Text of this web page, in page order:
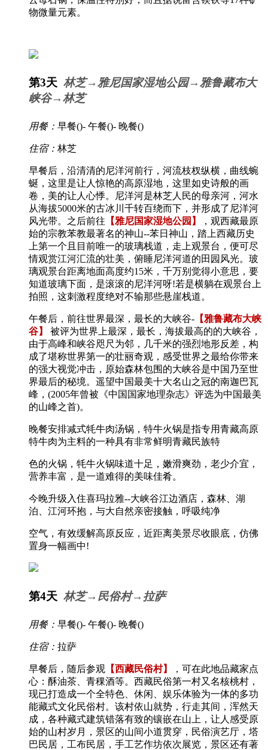
物微量元素。
第3天 林芝→雅尼国家湿地公园→雅鲁藏布大
峡谷→林芝
用餐： 早餐()- 午餐()- 晚餐()
住宿： 林芝
早餐后，沿清清的尼洋河前行，河流枝杈纵横，曲线蜿
蜒，这里是让人惊艳的高原湿地，这里如史诗般的画
卷，美的让人心悸。尼洋河是林芝人民的母亲河，河水
从海拔5000米的古冰川千转百绕而下，并形成了尼洋河
风光带。之后前往 【雅尼国家湿地公园】
，观西藏最原
始的宗教苯教最著名的神山--苯日神山，踏上西藏历史
上第一个且目前唯一的玻璃栈道，走上观景台，便可尽
情观赏江河汇流的壮美，俯睡尼洋河道的田园风光。玻
璃观景台距离地面高度约15米，千万别觉得小意思，要
知道玻璃下面，是滚滚的尼洋河呀!若是横躺在观景台上
拍照，这刺激程度绝对不输那些悬崖栈道。
午餐后，前往世界最深，最长的大峡谷- 【雅鲁藏布大峡
谷】
被评为世界上最深，最长，海拔最高的的大峡谷，
由于高峰和峡谷咫尺为邻，几千米的强烈地形反差，构
成了堪称世界第一的壮丽奇观，感受世界之最给你带来
的强大视觉冲击，原始森林包围的大峡谷是中国乃至世
界最后的秘境。遥望中国最美十大名山之冠的南迦巴瓦
峰，(2005年曾被《中国国家地理杂志》评选为中国最美
的山峰之首)。
晚餐安排减式牦牛肉汤锅，特牛火锅是指专用青藏高原
特牛肉为主料的一种具有非常鲜明青藏民族特
色的火锅，牦牛火锅味道十足，嫩滑爽劲，老少介宜，
营养丰富，是一道难得的美味佳肴。
今晚升级入住喜玛拉雅--大峡谷江边酒店，森林、湖
泊、江河环抱，与大自然亲密接触，呼吸纯净
空气，有效缓解高原反应，近距离美景尽收眼底，仿佛
置身一幅画中!
第4天 林芝→民俗村→拉萨
用餐： 早餐()- 午餐()- 晚餐()
住宿： 拉萨
早餐后，随后参观 【西藏民俗村】
，可在此地品藏家点
心：酥油茶、青稞酒等。西藏民俗第一村又名核桃村，
现已打造成一个全特色、休闲、娱乐体验为一体的多功
能藏式文化民俗村。该村依山就势，行走其间，浑然天
成，各种藏式建筑错落有致的镶嵌在山上，让人感受原
始的山村岁月，景区的山间小道贯穿，民俗演艺厅，塔
巴民居，工布民居，手工艺作坊依次展览，景区还有著